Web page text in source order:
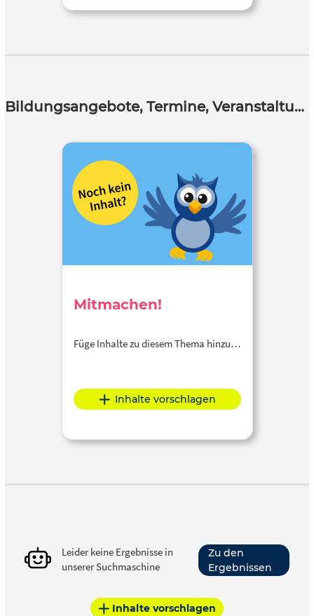
Bildungsangebote, Termine, Veranstaltungen
Mitmachen!
Füge Inhalte zu diesem Thema hinzu…
Inhalte vorschlagen
Leider keine Ergebnisse in
unserer Suchmaschine
Zu den
Ergebnissen
Inhalte vorschlagen